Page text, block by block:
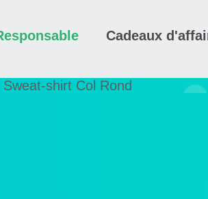
Cadeaux
Sweat-shirt Col Rond